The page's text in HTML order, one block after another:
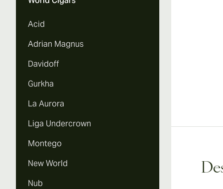
Acid
Adrian Magnus
Davidoff
Gurkha
La Aurora
Liga Undercrown
Montego
New World
Nub